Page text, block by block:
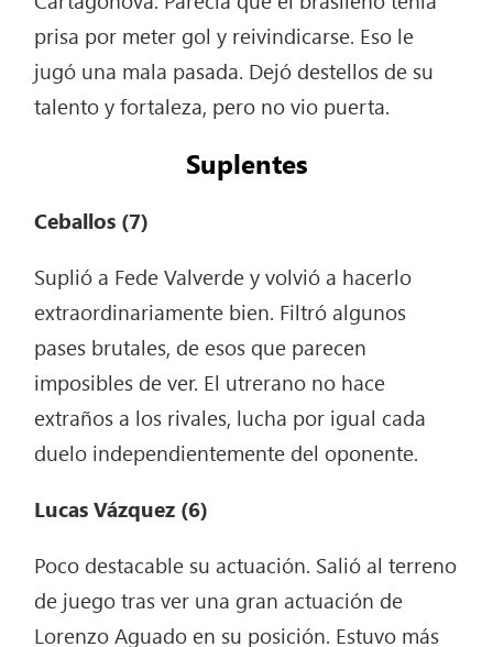
prisa por meter gol y reivindicarse. Eso le
jugó una mala pasada. Dejó destellos de su
talento y fortaleza, pero no vio puerta.
Suplentes
Ceballos (7)
Suplió a Fede Valverde y volvió a hacerlo
extraordinariamente bien. Filtró algunos
pases brutales, de esos que parecen
imposibles de ver. El utrerano no hace
extraños a los rivales, lucha por igual cada
duelo independientemente del oponente.
Lucas Vázquez (6)
Poco destacable su actuación. Salió al terreno
de juego tras ver una gran actuación de
Lorenzo Aguado en su posición. Estuvo más